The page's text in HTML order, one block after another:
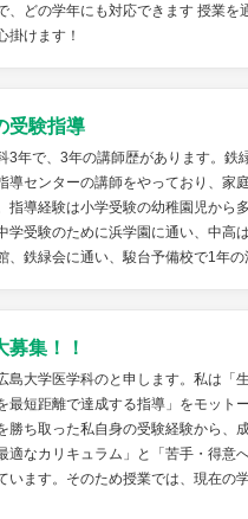
、どの学年にも対応できます 授業を
掛けます！
受験指導
3年で、3年の講師歴があります。鉄
導センターの講師をやっており、家
指導経験は小学受験の幼稚園児から
学受験のために浜学園に通い、中高
、鉄緑会に通い、駿台予備校で1年
募集！！
島大学医学科のと申します。私は「
最短距離で達成する指導」をモット
勝ち取った私自身の受験経験から、
適なカリキュラム」と「苦手・得意
います。そのため授業では、現在の